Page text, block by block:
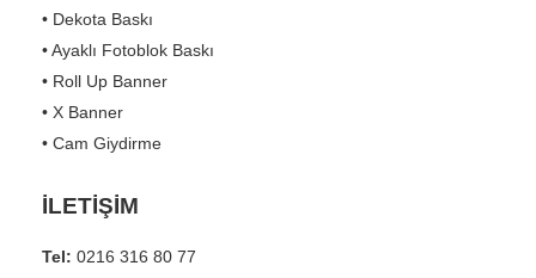
• Dekota Baskı
• Ayaklı Fotoblok Baskı
• Roll Up Banner
• X Banner
• Cam Giydirme
İLETİŞİM
Tel: 0216 316 80 77